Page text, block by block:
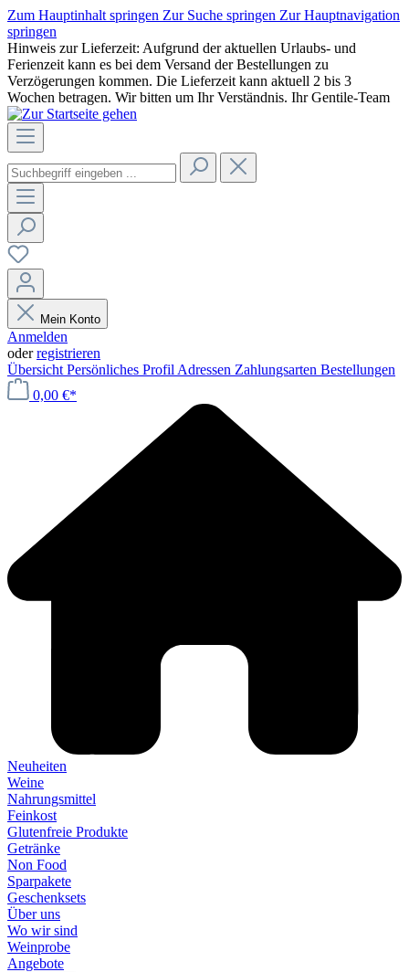
Zum Hauptinhalt springen Zur Suche springen Zur Hauptnavigation
springen
Hinweis zur Lieferzeit: Aufgrund der aktuellen Urlaubs- und
Ferienzeit kann es bei dem Versand der Bestellungen zu
Verzögerungen kommen. Die Lieferzeit kann aktuell 2 bis 3
Wochen betragen. Wir bitten um Ihr Verständnis. Ihr Gentile-Team
Mein Konto
Anmelden
oderregistrieren
Übersicht Persönliches Profil Adressen Zahlungsarten Bestellungen
0,00 €*
Neuheiten
Weine
Nahrungsmittel
Feinkost
Glutenfreie Produkte
Getränke
Non Food
Sparpakete
Geschenksets
Über uns
Wo wir sind
Weinprobe
Angebote